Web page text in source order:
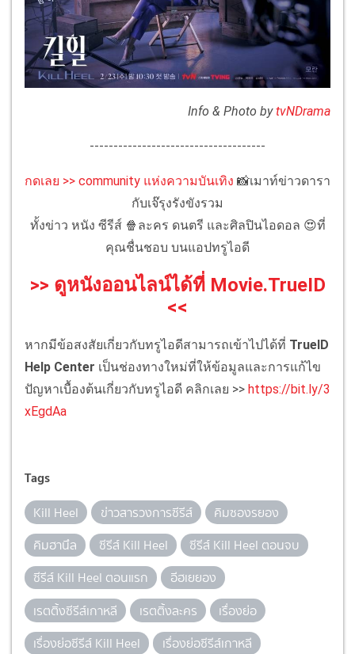
Info & Photo bytvNDrama
-------------------------------------
กดเลย >> community แห่งความบันเทิง 📸เมาท์ข่าวดารา
กับเจ๊รุงรังขังรวม
ทั้งข่าว หนัง ซีรีส์ 🍿ละคร ดนตรี และศิลปินไอดอล 😍ที่
คุณชื่นชอบ บนแอปทรูไอดี
>> ดูหนังออนไลน์ได้ที่ Movie.TrueID
<<
หากมีข้อสงสัยเกี่ยวกับทรูไอดีสามารถเข้าไปได้ที่ TrueID
Help Center เป็นช่องทางใหม่ที่ให้ข้อมูลและการแก้ไข
ปัญหาเบื้องต้นเกี่ยวกับทรูไอดี คลิกเลย >> https://bit.ly/3
xEgdAa
Tags
Kill Heel ข่าวสารวงการซีรีส์
คิมซองรยอง
คิมฮานึล
ซีรีส์ Kill Heel
ซีรีส์ Kill Heel ตอนจบ
ซีรีส์ Kill Heel ตอนแรก
อีฮเยยอง
เรตติ้งซีรีส์เกาหลี
เรตติ้งละคร
เรื่องย่อ
เรื่องย่อซีรีส์ Kill Heel
เรื่องย่อซีรีส์เกาหลี